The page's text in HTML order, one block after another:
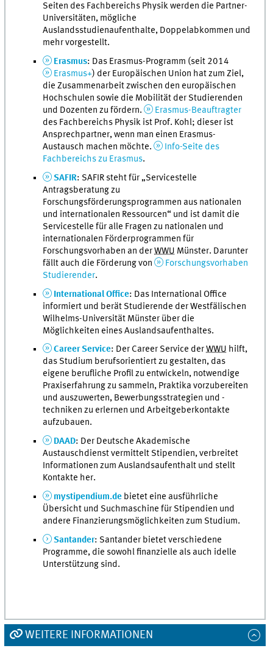
Seiten des Fachbereichs Physik werden die Partner-
Universitäten, mögliche
Auslandsstudienaufenthalte, Doppelabkommen und
mehr vorgestellt.
Erasmus: Das Erasmus-Programm (seit 2014
Erasmus+) der Europäischen Union hat zum Ziel,
die Zusammenarbeit zwischen den europäischen
Hochschulen sowie die Mobilität der Studierenden
und Dozenten zu fördern.
Erasmus-Beauftragter
des Fachbereichs Physik ist Prof. Kohl; dieser ist
Ansprechpartner, wenn man einen Erasmus-
Austausch machen möchte.
Info-Seite des
Fachbereichs zu Erasmus.
SAFIR: SAFIR steht für „Servicestelle
Antragsberatung zu
Forschungsförderungsprogrammen aus nationalen
und internationalen Ressourcen“ und ist damit die
Servicestelle für alle Fragen zu nationalen und
internationalen Förderprogrammen für
Forschungsvorhaben an derWWU Münster. Darunter
fällt auch die Förderung von
Forschungsvorhaben
Studierender.
International Office: Das International Office
informiert und berät Studierende der Westfälischen
Wilhelms-Universität Münster über die
Möglichkeiten eines Auslandsaufenthaltes.
Career Service: Der Career Service derWWU hilft,
das Studium berufsorientiert zu gestalten, das
eigene berufliche Profil zu entwickeln, notwendige
Praxiserfahrung zu sammeln, Praktika vorzubereiten
und auszuwerten, Bewerbungsstrategien und -
techniken zu erlernen und Arbeitgeberkontakte
aufzubauen.
DAAD: Der Deutsche Akademische
Austauschdienst vermittelt Stipendien, verbreitet
Informationen zum Auslandsaufenthalt und stellt
Kontakte her.
mystipendium.de bietet eine ausführliche
Übersicht und Suchmaschine für Stipendien und
andere Finanzierungsmöglichkeiten zum Studium.
Santander: Santander bietet verschiedene
Programme, die sowohl finanzielle als auch idelle
Unterstützung sind.
WEITERE INFORMATIONEN